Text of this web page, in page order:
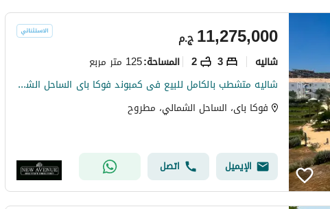
ج.م11,275,000
شاليه 3
2 المساحة:125 متر مربع
شاليه متشطب بالكامل للبيع فى كمبوند فوكا باى الساحل الشمالى Fouka Bay North coast فى موقع متميز فيو على اللاجون مباشرة جاهزة على الاستلام الفورى
فوكا باى، الساحل الشمالي، مطروح
الإيميل اتصل